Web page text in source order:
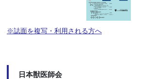
※誌面を複写・利用される方へ
日本獣医師会